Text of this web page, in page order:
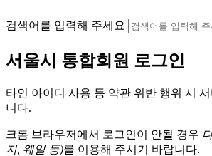
검색어를 입력해 주세요
서울시 통합회원 로그인
타인 아이디 사용 등 약관 위반 행위 시
니다.
크롬 브라우저에서 로그인이 안될 경우
지, 웨일 등)를 이용해 주시기 바랍니다.